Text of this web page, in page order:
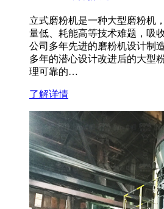
立式磨粉机是一种大型磨粉机
量低、耗能高等技术难题，吸
公司多年先进的磨粉机设计制
多年的潜心设计改进后的大型
理可靠的…
了解详情